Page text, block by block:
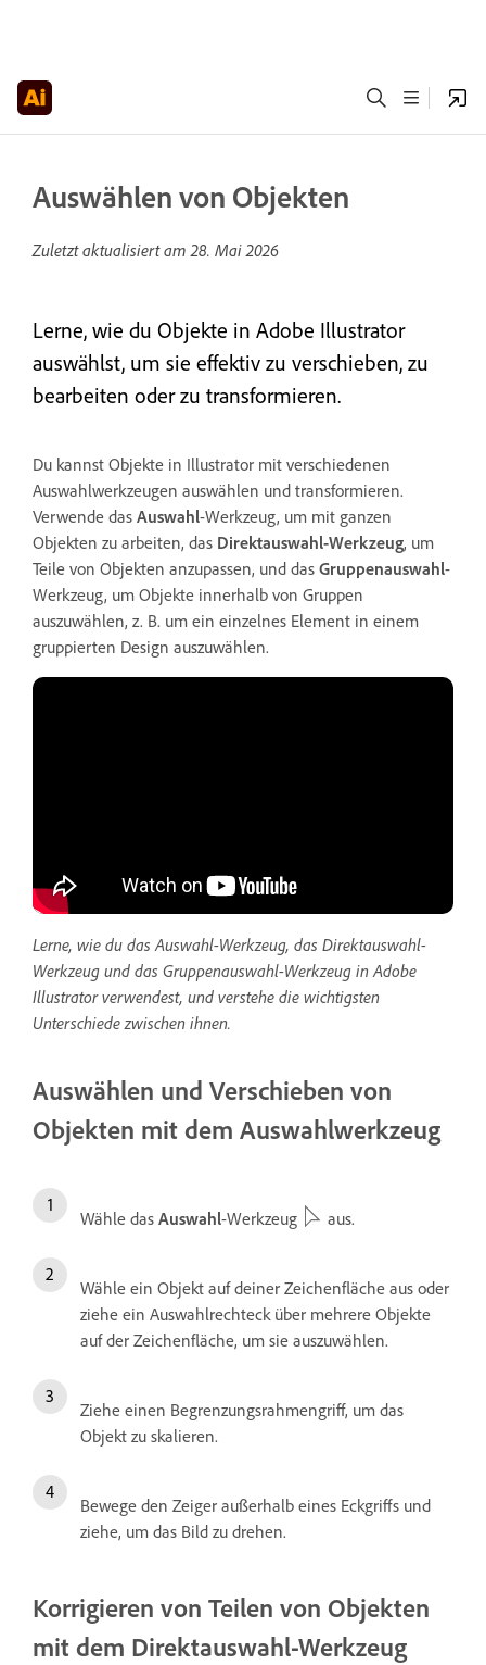
Auswählen von Objekten
Zuletzt aktualisiert am28. Mai 2026
Lerne, wie du Objekte in Adobe Illustrator
auswählst, um sie effektiv zu verschieben, zu
bearbeiten oder zu transformieren.
Du kannst Objekte in Illustrator mit verschiedenen
Auswahlwerkzeugen auswählen und transformieren.
Verwende das Auswahl-Werkzeug, um mit ganzen
Objekten zu arbeiten, das Direktauswahl-Werkzeug, um
Teile von Objekten anzupassen, und das Gruppenauswahl-
Werkzeug, um Objekte innerhalb von Gruppen
auszuwählen, z. B. um ein einzelnes Element in einem
gruppierten Design auszuwählen.
Lerne, wie du das Auswahl-Werkzeug, das Direktauswahl-
Werkzeug und das Gruppenauswahl-Werkzeug in Adobe
Illustrator verwendest, und verstehe die wichtigsten
Unterschiede zwischen ihnen.
Auswählen und Verschieben von
Objekten mit dem Auswahlwerkzeug
Wähle das Auswahl-Werkzeug aus.
Wähle ein Objekt auf deiner Zeichenfläche aus oder
ziehe ein Auswahlrechteck über mehrere Objekte
auf der Zeichenfläche, um sie auszuwählen.
Ziehe einen Begrenzungsrahmengriff, um das
Objekt zu skalieren.
Bewege den Zeiger außerhalb eines Eckgriffs und
ziehe, um das Bild zu drehen.
Korrigieren von Teilen von Objekten
mit dem Direktauswahl-Werkzeug